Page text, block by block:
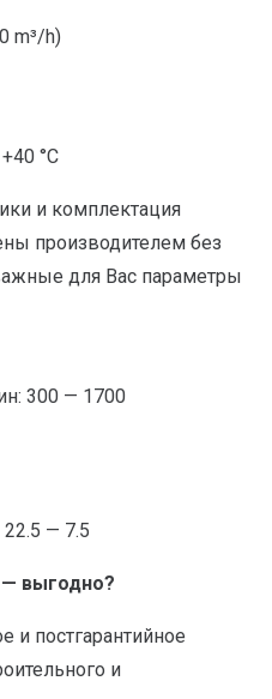
m³/h)
°C
и комплектация
производителем без
для Вас параметры
300 — 1700
22.5 — 7.5
выгодно?
и постгарантийное
и